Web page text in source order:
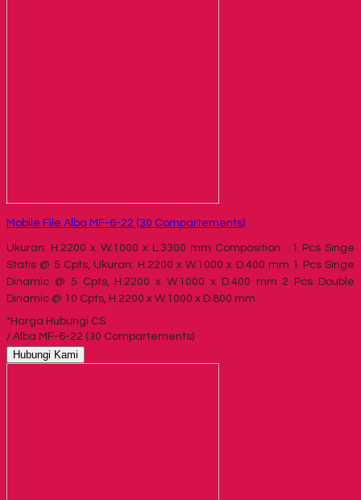
Mobile File Alba MF-6-22 (30 Compartements)
Ukuran: H.2200 x W.1000 x L.3300 mm Composition : 1 Pcs Singe
Statis @ 5 Cpts, Ukuran: H.2200 x W.1000 x D.400 mm 1 Pcs Singe
Dinamic @ 5 Cpts, H.2200 x W.1000 x D.400 mm 2 Pcs Double
Dinamic @ 10 Cpts, H.2200 x W.1000 x D.800 mm
*Harga Hubungi CS
/ Alba MF-6-22 (30 Compartements)
Hubungi Kami